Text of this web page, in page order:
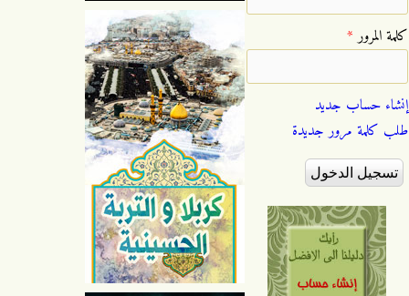
‏كلمة المرور ‏*
إنشاء حساب جديد
طلب كلمة مرور جديدة